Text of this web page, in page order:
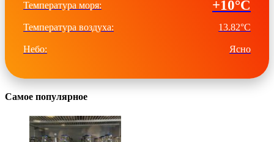
Температура моря: +10°C
Температура воздуха: 13.82°C
Небо: Ясно
Самое популярное